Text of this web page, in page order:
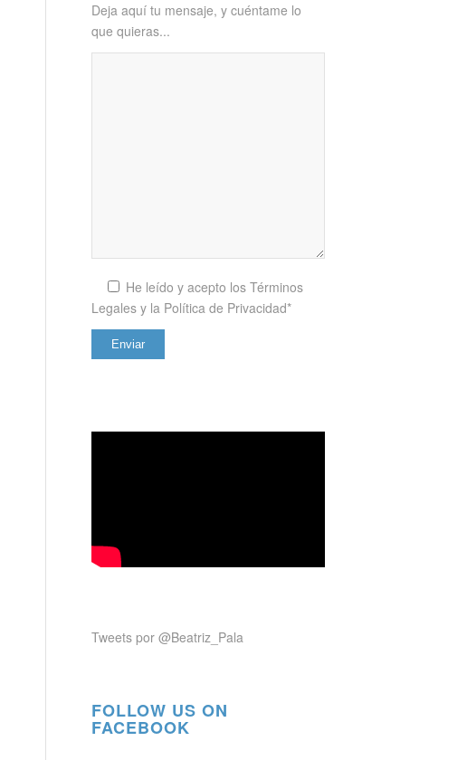
Deja aquí tu mensaje, y cuéntame lo
que quieras...
He leído y acepto los Términos
Legales y la Política de Privacidad*
Tweets por @Beatriz_Pala
FOLLOW US ON
FACEBOOK